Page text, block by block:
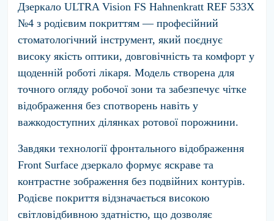
Дзеркало ULTRA Vision FS Hahnenkratt REF 533X
№4 з родієвим покриттям — професійний
стоматологічний інструмент, який поєднує
високу якість оптики, довговічність та комфорт у
щоденній роботі лікаря. Модель створена для
точного огляду робочої зони та забезпечує чітке
відображення без спотворень навіть у
важкодоступних ділянках ротової порожнини.
Завдяки технології фронтального відображення
Front Surface дзеркало формує яскраве та
контрастне зображення без подвійних контурів.
Родієве покриття відзначається високою
світловідбивною здатністю, що дозволяє